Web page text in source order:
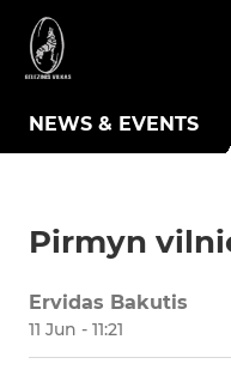
NEWS & EVENTS
Pirmyn
Ervidas Bakutis
11 Jun - 11:21